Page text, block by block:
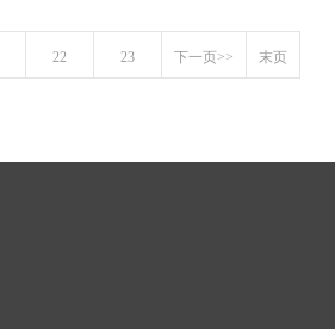
22 23 下一页>> 末页